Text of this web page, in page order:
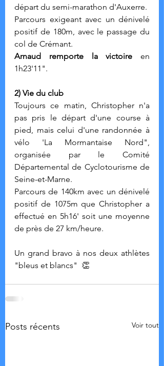
départ du semi-marathon d'Auxerre.
Parcours exigeant avec un dénivelé
positif de 180m, avec le passage du
col de Crémant.
Arnaud remporte la victoire en
1h23'11".
2) Vie du club
Toujours ce matin, Christopher n'a
pas pris le départ d'une course à
pied, mais celui d'une randonnée à
vélo 'La Mormantaise Nord",
organisée par le Comité
Départemental de Cyclotourisme de
Seine-et-Marne.
Parcours de 140km avec un dénivelé
positif de 1075m que Christopher a
effectué en 5h16' soit une moyenne
de près de 27 km/heure.
Un grand bravo à nos deux athlètes
"bleus et blancs"  👏
Posts récents Voir tout